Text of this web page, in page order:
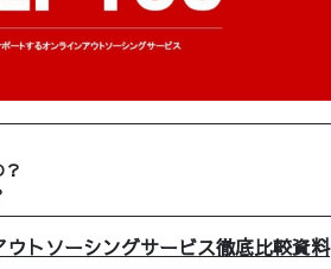
トソーシングサービス徹底比較資料